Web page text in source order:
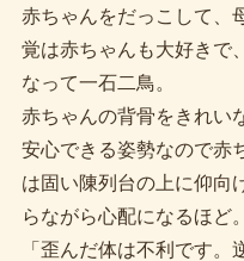
赤ちゃんをだっこして、
覚は赤ちゃんも大好きで
なって一石二鳥。
赤ちゃんの背骨をきれい
安心できる姿勢なので赤
は固い陳列台の上に仰向
らながら心配になるほど。
「歪んだ体は不利です